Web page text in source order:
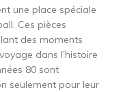
une place spéciale
Ces pièces
des moments
dans l’histoire
80 sont
seulement pour leur